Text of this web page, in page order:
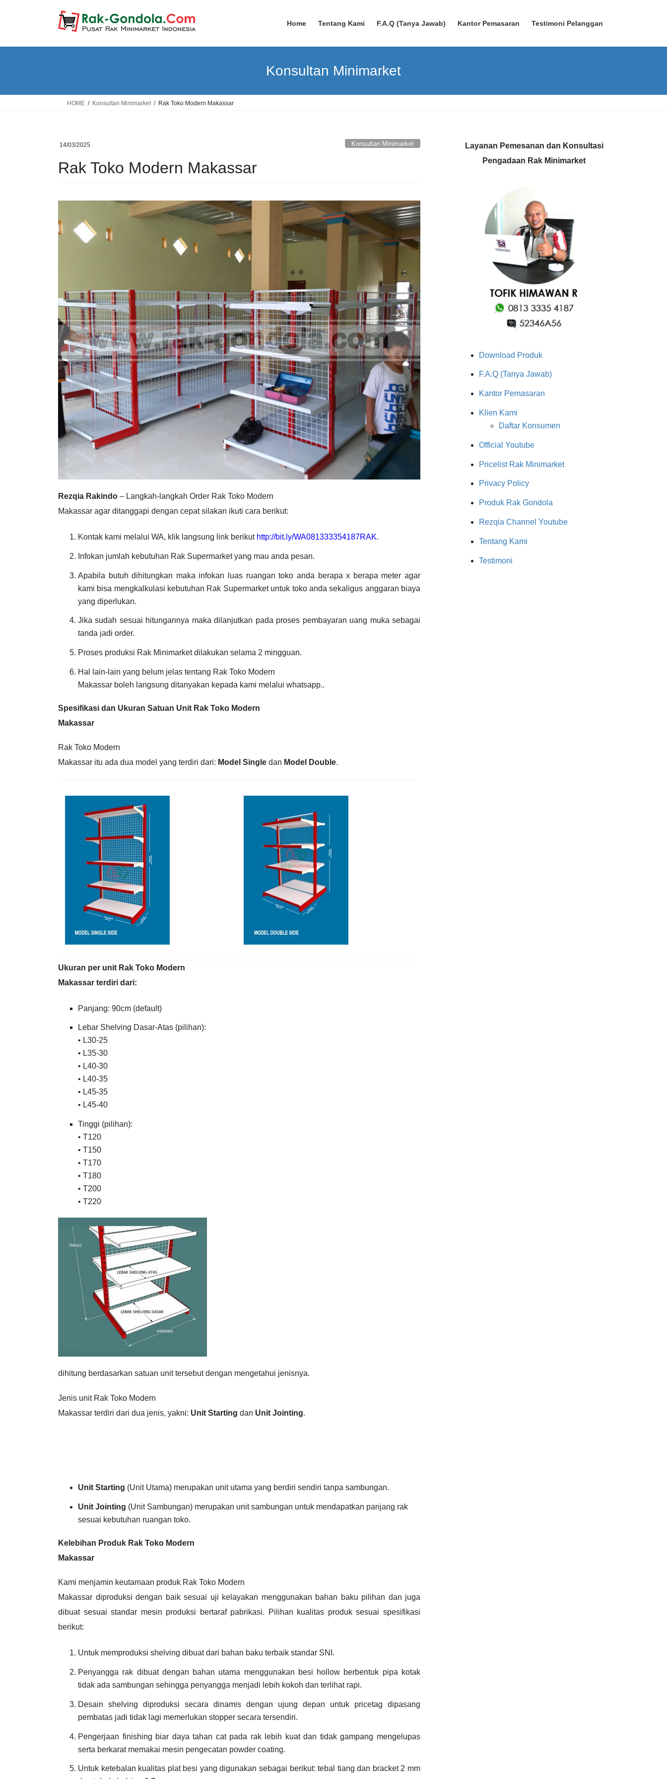
Home Tentang Kami F.A.Q (Tanya Jawab) Kantor Pemasaran Testimoni Pelanggan
Konsultan Minimarket
HOME Konsultan Minimarket Rak Toko Modern Makassar
14/03/2025 Konsultan Minimarket
Rak Toko Modern Makassar
Rezqia Rakindo – Langkah-langkah Order Rak Toko Modern
Makassar agar ditanggapi dengan cepat silakan ikuti cara berikut:
Kontak kami melalui WA, klik langsung link berikut http://bit.ly/WA081333354187RAK.
Infokan jumlah kebutuhan Rak Supermarket yang mau anda pesan.
Apabila butuh dihitungkan maka infokan luas ruangan toko anda berapa x berapa meter agar
kami bisa mengkalkulasi kebutuhan Rak Supermarket untuk toko anda sekaligus anggaran biaya
yang diperlukan.
Jika sudah sesuai hitungannya maka dilanjutkan pada proses pembayaran uang muka sebagai
tanda jadi order.
Proses produksi Rak Minimarket dilakukan selama 2 mingguan.
Hal lain-lain yang belum jelas tentang Rak Toko Modern
Makassar boleh langsung ditanyakan kepada kami melalui whatsapp..
Spesifikasi dan Ukuran Satuan Unit Rak Toko Modern
Makassar
Rak Toko Modern
Makassar itu ada dua model yang terdiri dari: Model Single dan Model Double.
Ukuran per unit Rak Toko Modern
Makassar terdiri dari:
Panjang: 90cm (default)
Lebar Shelving Dasar-Atas (pilihan):
• L30-25
• L35-30
• L40-30
• L40-35
• L45-35
• L45-40
Tinggi (pilihan):
• T120
• T150
• T170
• T180
• T200
• T220
dihitung berdasarkan satuan unit tersebut dengan mengetahui jenisnya.
Jenis unit Rak Toko Modern
Makassar terdiri dari dua jenis, yakni: Unit Starting dan Unit Jointing.
Unit Starting (Unit Utama) merupakan unit utama yang berdiri sendiri tanpa sambungan.
Unit Jointing (Unit Sambungan) merupakan unit sambungan untuk mendapatkan panjang rak
sesuai kebutuhan ruangan toko.
Kelebihan Produk Rak Toko Modern
Makassar
Kami menjamin keutamaan produk Rak Toko Modern
Makassar diproduksi dengan baik sesuai uji kelayakan menggunakan bahan baku pilihan dan juga
dibuat sesuai standar mesin produksi bertaraf pabrikasi. Pilihan kualitas produk sesuai spesifikasi
berikut:
Untuk memproduksi shelving dibuat dari bahan baku terbaik standar SNI.
Penyangga rak dibuat dengan bahan utama menggunakan besi hollow berbentuk pipa kotak
tidak ada sambungan sehingga penyangga menjadi lebih kokoh dan terlihat rapi.
Desain shelving diproduksi secara dinamis dengan ujung depan untuk pricetag dipasang
pembatas jadi tidak lagi memerlukan stopper secara tersendiri.
Pengerjaan finishing biar daya tahan cat pada rak lebih kuat dan tidak gampang mengelupas
serta berkarat memakai mesin pengecatan powder coating.
Untuk ketebalan kualitas plat besi yang digunakan sebagai berikut: tebal tiang dan bracket 2 mm
Layanan Pemesanan dan Konsultasi
Pengadaan Rak Minimarket
Download Produk
F.A.Q (Tanya Jawab)
Kantor Pemasaran
Klien Kami
Daftar Konsumen
Official Youtube
Pricelist Rak Minimarket
Privacy Policy
Produk Rak Gondola
Rezqia Channel Youtube
Tentang Kami
Testimoni